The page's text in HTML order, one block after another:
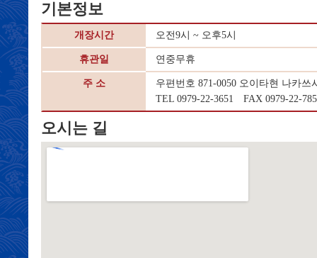
기본정보
개장시간 오전9시 ~ 오후5시
휴관일 연중무휴
주 소
우편번호 871-0050 오이타현 나카쓰
TEL 0979-22-3651 FAX 0979-22-
오시는 길